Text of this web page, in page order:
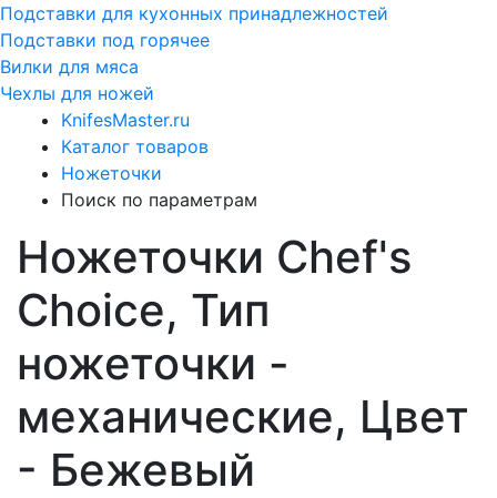
Подставки для кухонных принадлежностей
Подставки под горячее
Вилки для мяса
Чехлы для ножей
KnifesMaster.ru
Каталог товаров
Ножеточки
Поиск по параметрам
Ножеточки Chef's
Choice, Тип
ножеточки -
механические, Цвет
- Бежевый